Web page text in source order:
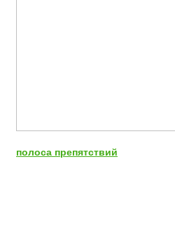
полоса препятствий